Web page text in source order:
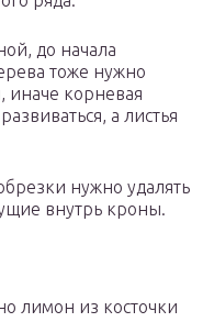
до начала
тоже нужно
иначе корневая
а листья
нужно удалять
внутрь кроны.
лимон из косточки